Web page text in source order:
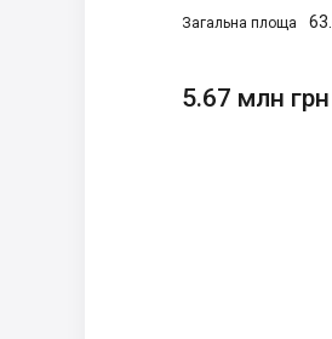
Загальна площа
5.67 млн грн